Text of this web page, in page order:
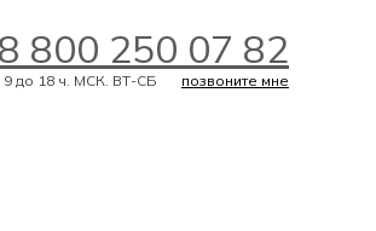
8 800 250 07 82
позвоните мне
9 до 18 ч. МСК. ВТ-СБ